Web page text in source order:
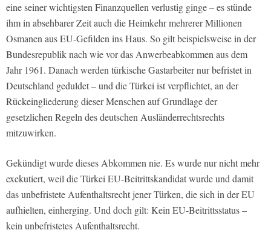
eine seiner wichtigsten Finanzquellen verlustig ginge – es stünde
ihm in absehbarer Zeit auch die Heimkehr mehrerer Millionen
Osmanen aus EU-Gefilden ins Haus. So gilt beispielsweise in der
Bundesrepublik nach wie vor das Anwerbeabkommen aus dem
Jahr 1961. Danach werden türkische Gastarbeiter nur befristet in
Deutschland geduldet – und die Türkei ist verpflichtet, an der
Rückeingliederung dieser Menschen auf Grundlage der
gesetzlichen Regeln des deutschen Ausländerrechtsrechts
mitzuwirken.
Gekündigt wurde dieses Abkommen nie. Es wurde nur nicht mehr
exekutiert, weil die Türkei EU-Beitrittskandidat wurde und damit
das unbefristete Aufenthaltsrecht jener Türken, die sich in der EU
aufhielten, einherging. Und doch gilt: Kein EU-Beitrittsstatus –
kein unbefristetes Aufenthaltsrecht.